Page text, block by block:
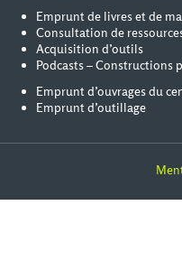
Emprunt de livres et de
Consultation de
Acquisition d’outils
Podcasts – Constructions
Emprunt d’ouvrages du
Emprunt d’outillage